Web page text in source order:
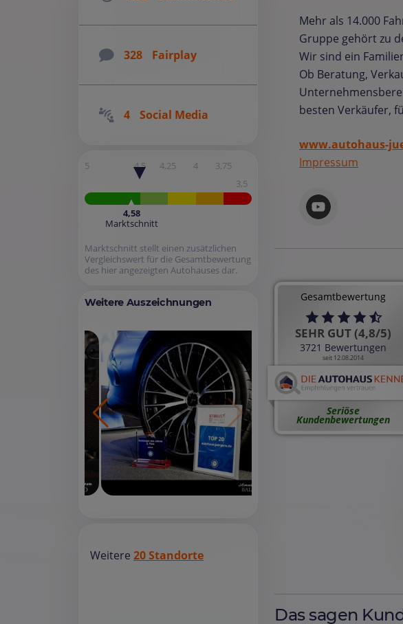
Mehr als 14.000
Gruppe gehört zu
Wir sind ein
Ob Beratung,
besten Verkäufer,
www.autohaus-
Impressum
Gesamtbewertung
SEHR GUT (4,8/5)
3721 Bewertungen
seit 12.08.2014
Seriöse
Kundenbewertungen
Das sagen
328 Fairplay
4 Social Media
5 4,5 4,25 4
3,75
3,5
4,58
Marktschnitt
Marktschnitt stellt einen zusätzlichen
Vergleichswert für die Gesamtbewertung
des hier angezeigten Autohauses dar.
Weitere Auszeichnungen
Weitere 20 Standorte